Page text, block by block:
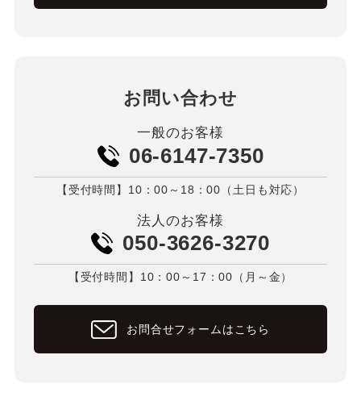
お問い合わせ
一般のお客様
06-6147-7350
【受付時間】10：00～18：00（土日も対応）
法人のお客様
050-3626-3270
【受付時間】10：00～17：00（月～金）
お問合せフォームはこちら